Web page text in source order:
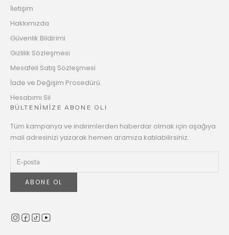
İletişim
Hakkımızda
Güvenlik Bildirimi
Gizlilik Sözleşmesi
Mesafeli Satış Sözleşmesi
İade ve Değişim Prosedürü
Hesabımı Sil
BÜLTENİMİZE ABONE OL!
Tüm kampanya ve indirimlerden haberdar olmak için aşağıya
mail adresinizi yazarak hemen aramıza katılabilirsiniz.
ABONE OL